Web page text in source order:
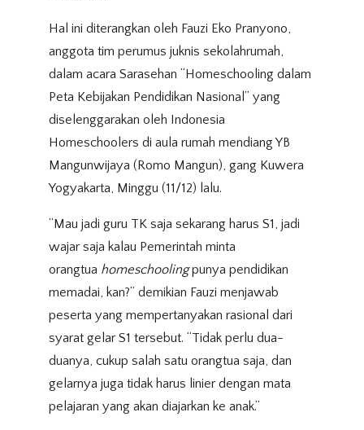
Hal ini diterangkan oleh Fauzi Eko Pranyono,
anggota tim perumus juknis sekolahrumah,
dalam acara Sarasehan “Homeschooling dalam
Peta Kebijakan Pendidikan Nasional” yang
diselenggarakan oleh Indonesia
Homeschoolers di aula rumah mendiang YB
Mangunwijaya (Romo Mangun), gang Kuwera
Yogyakarta, Minggu (11/12) lalu.
“Mau jadi guru TK saja sekarang harus S1, jadi
wajar saja kalau Pemerintah minta
orangtua homeschoolingpunya pendidikan
memadai, kan?” demikian Fauzi menjawab
peserta yang mempertanyakan rasional dari
syarat gelar S1 tersebut. “Tidak perlu dua-
duanya, cukup salah satu orangtua saja, dan
gelarnya juga tidak harus linier dengan mata
pelajaran yang akan diajarkan ke anak.”